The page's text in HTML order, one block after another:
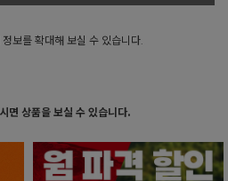
정보를 확대해 보실 수 있습니다.
면 상품을 보실 수 있습니다.